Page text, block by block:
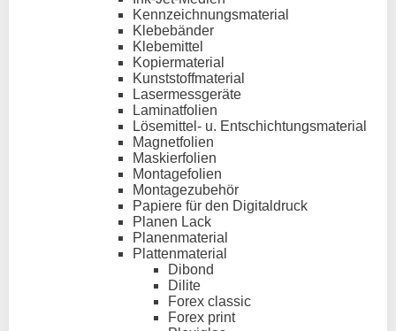
Kennzeichnungsmaterial
Klebebänder
Klebemittel
Kopiermaterial
Kunststoffmaterial
Lasermessgeräte
Laminatfolien
Lösemittel- u. Entschichtungsmaterial
Magnetfolien
Maskierfolien
Montagefolien
Montagezubehör
Papiere für den Digitaldruck
Planen Lack
Planenmaterial
Plattenmaterial
Dibond
Dilite
Forex classic
Forex print